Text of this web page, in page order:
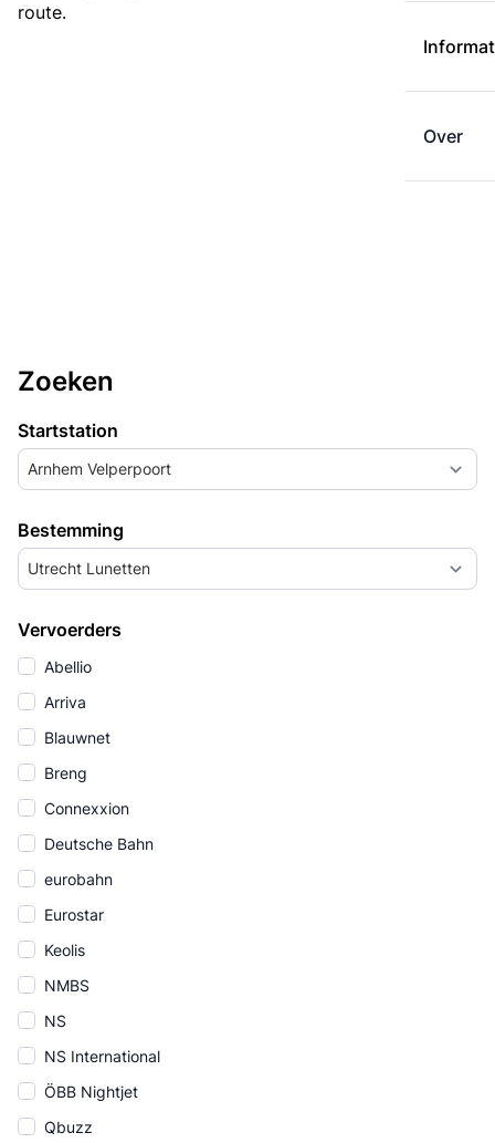
Over
route.
Zoeken
Startstation
Arnhem Velperpoort
Bestemming
Utrecht Lunetten
Vervoerders
Abellio
Arriva
Blauwnet
Breng
Connexxion
Deutsche Bahn
eurobahn
Eurostar
Keolis
NMBS
NS
NS International
ÖBB Nightjet
Qbuzz